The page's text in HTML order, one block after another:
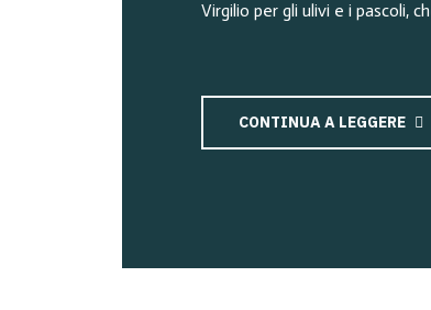
Virgilio per gli ulivi e i pascoli,
CONTINUA A LEGGERE